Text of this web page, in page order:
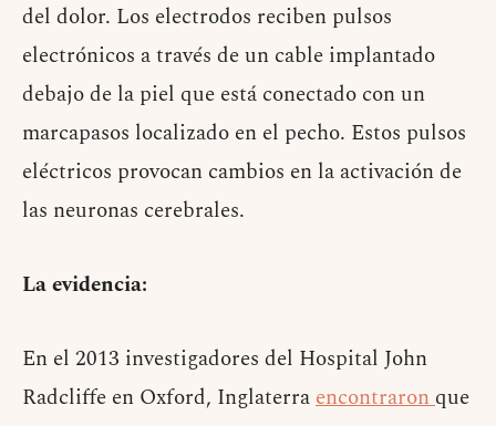
del dolor. Los electrodos reciben pulsos
electrónicos a través de un cable implantado
debajo de la piel que está conectado con un
marcapasos localizado en el pecho. Estos pulsos
eléctricos provocan cambios en la activación de
las neuronas cerebrales.
La evidencia:
En el 2013 investigadores del Hospital John
Radcliffe en Oxford, Inglaterraencontraronque